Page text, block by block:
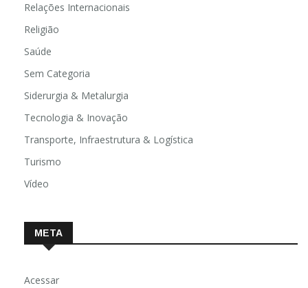
Relações Internacionais
Religião
Saúde
Sem Categoria
Siderurgia & Metalurgia
Tecnologia & Inovação
Transporte, Infraestrutura & Logística
Turismo
Vídeo
META
Acessar